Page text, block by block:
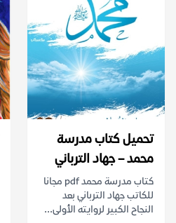
تحميل كتاب مدرسة
محمد – جهاد الترباني
كتاب مدرسة محمد pdf مجانا
للكاتب جهاد الترباني بعد
النجاح الكبير لروايته الأولى...